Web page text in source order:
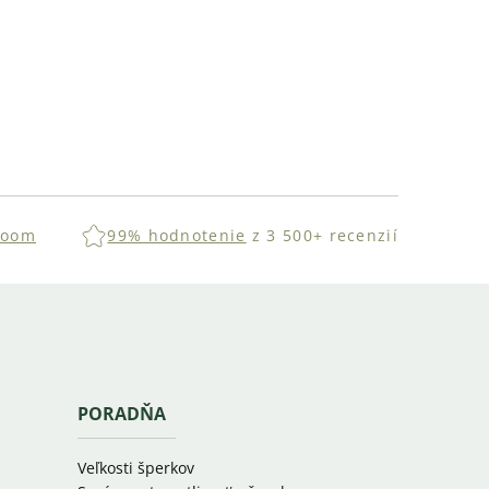
99% hodnotenie z 3 500+ recenzií
PORADŇA
Veľkosti šperkov